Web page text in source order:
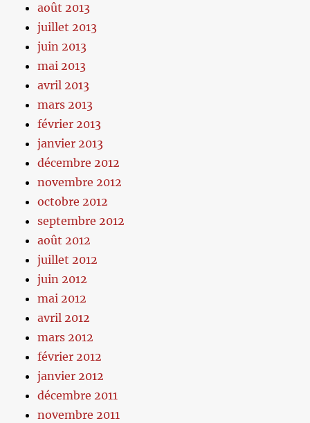
août 2013
juillet 2013
juin 2013
mai 2013
avril 2013
mars 2013
février 2013
janvier 2013
décembre 2012
novembre 2012
octobre 2012
septembre 2012
août 2012
juillet 2012
juin 2012
mai 2012
avril 2012
mars 2012
février 2012
janvier 2012
décembre 2011
novembre 2011